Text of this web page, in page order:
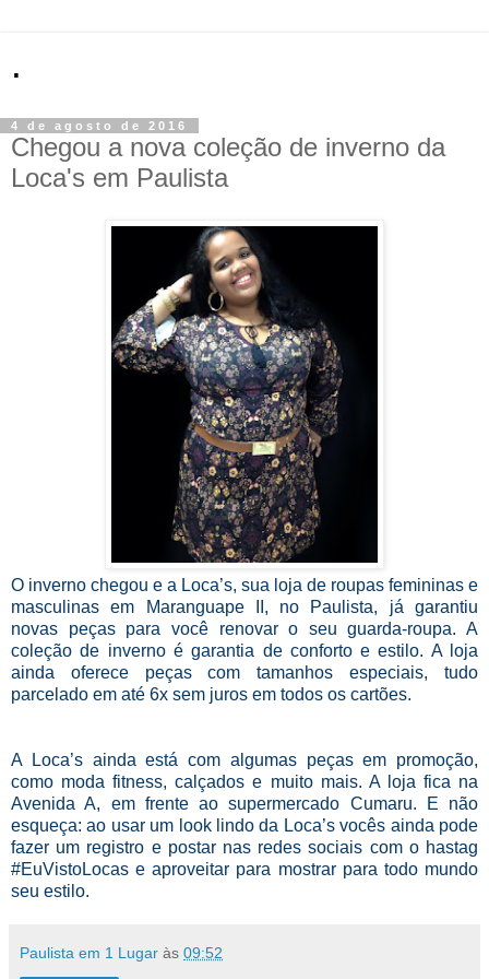
.
4 de agosto de 2016
Chegou a nova coleção de inverno da
Loca's em Paulista
O inverno chegou e a Loca’s, sua loja de roupas femininas e
masculinas em Maranguape II, no Paulista, já garantiu
novas peças para você renovar o seu guarda-roupa. A
coleção de inverno é garantia de conforto e estilo. A loja
ainda oferece peças com tamanhos especiais, tudo
parcelado em até 6x sem juros em todos os cartões.
A Loca’s ainda está com algumas peças em promoção,
como moda fitness, calçados e muito mais. A loja fica na
Avenida A, em frente ao supermercado Cumaru. E não
esqueça: ao usar um look lindo da Loca’s vocês ainda pode
fazer um registro e postar nas redes sociais com o hastag
#EuVistoLocas e aproveitar para mostrar para todo mundo
seu estilo.
Paulista em 1 Lugar às 09:52